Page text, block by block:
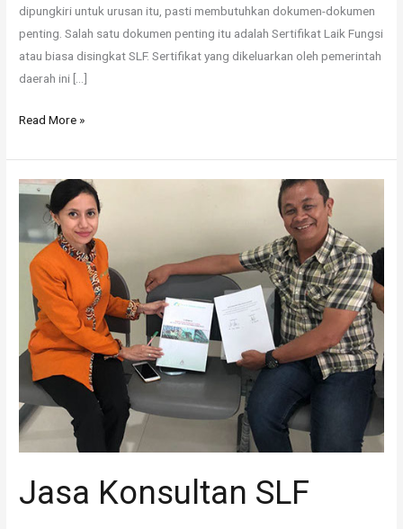
dipungkiri untuk urusan itu, pasti membutuhkan dokumen-dokumen
penting. Salah satu dokumen penting itu adalah Sertifikat Laik Fungsi
atau biasa disingkat SLF. Sertifikat yang dikeluarkan oleh pemerintah
daerah ini […]
Read More »
Jasa Konsultan SLF
Jasa
Konsultan
SLF